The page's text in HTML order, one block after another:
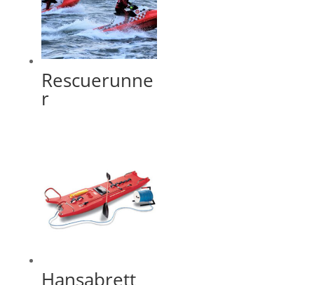
Rescuerunne
r
Hansabrett